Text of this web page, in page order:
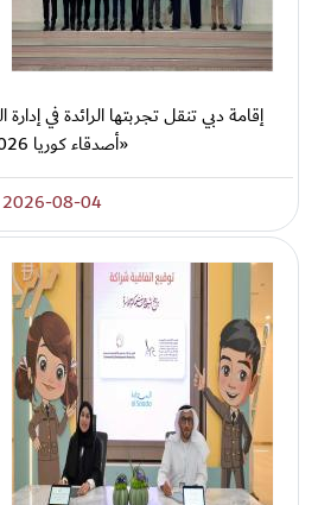
إقامة دبي تنقل تجربتها الرائدة في
«أصدقاء كوريا 2026»
2026-08-04